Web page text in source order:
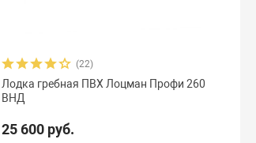
(22)
Лодка гребная ПВХ Лоцман Профи 260
ВНД
25 600 руб.